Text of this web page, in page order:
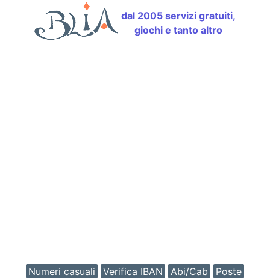
dal 2005 servizi gratuiti,
giochi e tanto altro
Numeri casuali Verifica IBAN Abi/Cab
Poste